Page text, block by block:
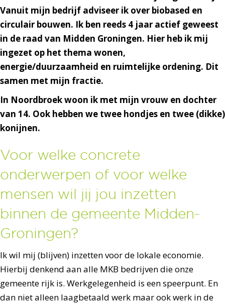
Vanuit mijn bedrijf adviseer ik over biobased en
circulair bouwen. Ik ben reeds 4 jaar actief geweest
in de raad van Midden Groningen. Hier heb ik mij
ingezet op het thema wonen,
energie/duurzaamheid en ruimtelijke ordening. Dit
samen met mijn fractie.
In Noordbroek woon ik met mijn vrouw en dochter
van 14. Ook hebben we twee hondjes en twee (dikke)
konijnen.
Voor welke concrete
onderwerpen of voor welke
mensen wil jij jou inzetten
binnen de gemeente Midden-
Groningen?
Ik wil mij (blijven) inzetten voor de lokale economie.
Hierbij denkend aan alle MKB bedrijven die onze
gemeente rijk is. Werkgelegenheid is een speerpunt. En
dan niet alleen laagbetaald werk maar ook werk in de